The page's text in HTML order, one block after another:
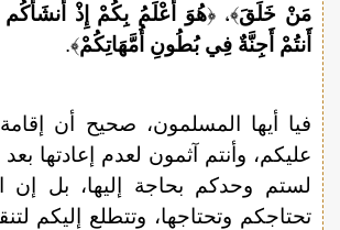
مَنْ خَلَقَ﴾، ﴿هُوَ أَعْلَمُ بِكُمْ إِذْ
أَنتُمْ أَجِنَّةٌ فِي بُطُونِ أُمَّهَاتِكُمْ﴾.
فيا أيها المسلمون، صحيح أن
عليكم، وأنتم آثمون لعدم إعادتها
لستم وحدكم بحاجة إليها، بل إن
تحتاجكم وتحتاجها، وتتطلع إليكم